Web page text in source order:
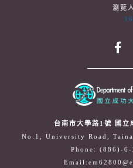
瀏覽
台南市大學路1號 國立
No.1, University Road,
Phone: (886)-6-